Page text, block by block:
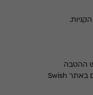
ההטבה
בכפוף לתנאים והגבלות באתר בית העסק ובכפוף לתנאי התקנון המופיעים באתר Swish